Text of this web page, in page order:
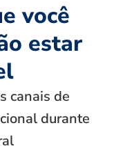
você
estar
canais de
durante